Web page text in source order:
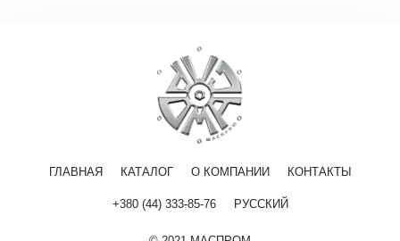
ГЛАВНАЯ КАТАЛОГ О КОМПАНИИ КОНТАКТЫ
+380 (44) 333-85-76 РУССКИЙ